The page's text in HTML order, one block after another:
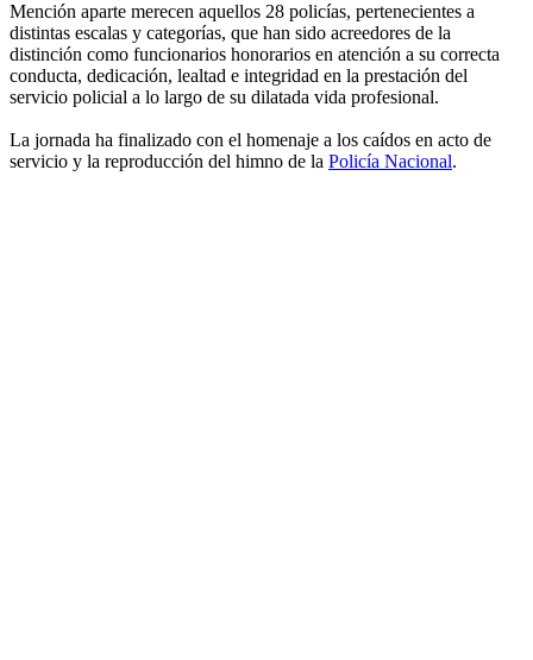
Mención aparte merecen aquellos 28 policías, pertenecientes a
distintas escalas y categorías, que han sido acreedores de la
distinción como funcionarios honorarios en atención a su correcta
conducta, dedicación, lealtad e integridad en la prestación del
servicio policial a lo largo de su dilatada vida profesional.
La jornada ha finalizado con el homenaje a los caídos en acto de
servicio y la reproducción del himno de la Policía Nacional.